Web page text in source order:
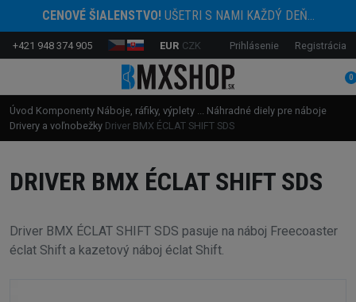
CENOVÉ ŠIALENSTVO!UŠETRI S NAMI KAŽDÝ DEŇ...
+421 948 374 905 EUR CZK Prihlásenie Registrácia
0
Úvod Komponenty Náboje, ráfiky, výplety ...
Náhradné diely pre náboje
Drivery a voľnobežky Driver BMX ÉCLAT SHIFT SDS
DRIVER BMX ÉCLAT SHIFT SDS
Driver BMX ÉCLAT SHIFT SDS pasuje na náboj Freecoaster
éclat Shift a kazetový náboj éclat Shift.